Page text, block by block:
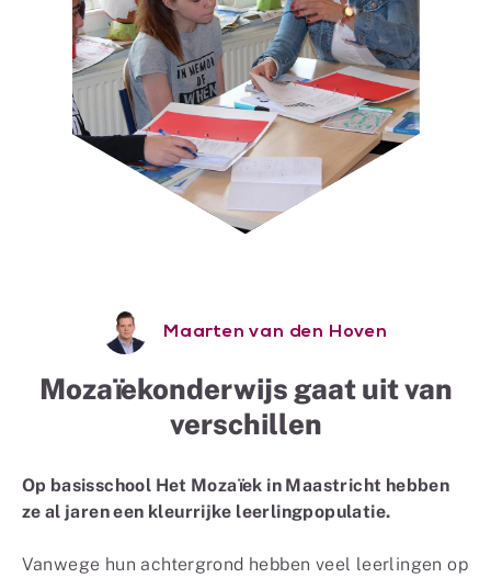
Maarten van den Hoven
Mozaïekonderwijs gaat uit van
verschillen
Op basisschool Het Mozaïek in Maastricht hebben
ze al jaren een kleurrijke leerlingpopulatie.
Vanwege hun achtergrond hebben veel leerlingen op